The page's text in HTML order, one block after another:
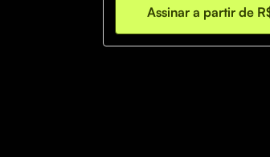
Assinar a partir de